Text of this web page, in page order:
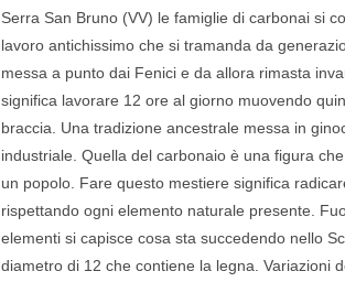
Serra San Bruno (VV) le famiglie di carbonai si
lavoro antichissimo che si tramanda da
messa a punto dai Fenici e da allora rimasta
significa lavorare 12 ore al giorno muovendo
braccia. Una tradizione ancestrale messa in
industriale. Quella del carbonaio è una figura
un popolo. Fare questo mestiere significa
rispettando ogni elemento naturale presente.
elementi si capisce cosa sta succedendo nello
diametro di 12 che contiene la legna. Variazioni